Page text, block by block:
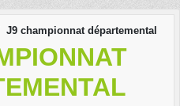
J9 championnat départemental